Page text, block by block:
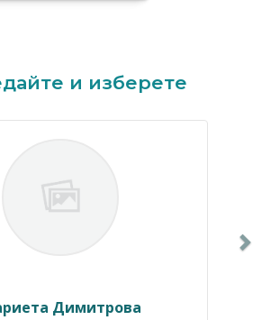
и изберете
Димитрова